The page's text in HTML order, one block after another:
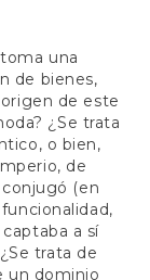
una
de bienes,
de este
¿Se trata
o bien,
de
(en
a sí
trata de
un dominio